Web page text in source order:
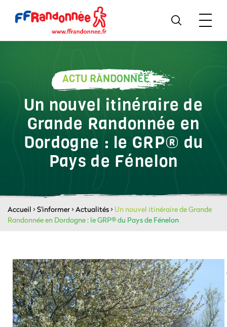
ACTU RANDONNÉE
Un nouvel itinéraire de
Grande Randonnée en
Dordogne : le GRP® du
Pays de Fénelon
Accueil >S'informer>Actualités> Un nouvel itinéraire de Grande
Randonnée en Dordogne : le GRP® du Pays de Fénelon